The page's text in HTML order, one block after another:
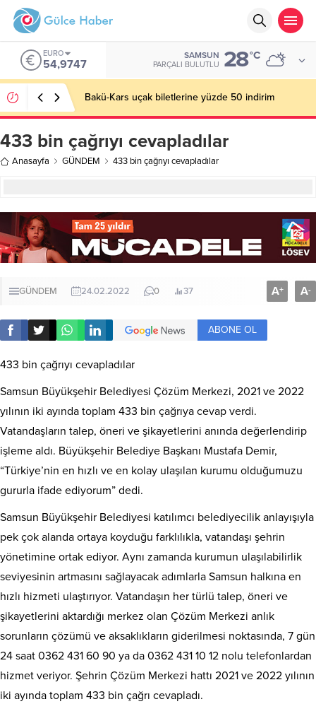
EURO
54,9747
SAMSUN
PARÇALI BULUTLU 28°C
Bakü-Kars uçak biletlerine yüzde 50 indirim
433 bin çağrıyı cevapladılar
Anasayfa GÜNDEM 433 bin çağrıyı cevapladılar
GÜNDEM 24.02.2022 0 37 A+ A-
ABONE OL
433 bin çağrıyı cevapladılar
Samsun Büyükşehir Belediyesi Çözüm Merkezi, 2021 ve 2022
yılının iki ayında toplam 433 bin çağrıya cevap verdi.
Vatandaşların talep, öneri ve şikayetlerini anında değerlendirip
işleme aldı. Büyükşehir Belediye Başkanı Mustafa Demir,
“Türkiye’nin en hızlı ve en kolay ulaşılan kurumu olduğumuzu
gururla ifade ediyorum” dedi.
Samsun Büyükşehir Belediyesi katılımcı belediyecilik anlayışıyla
pek çok alanda ortaya koyduğu farklılıkla, vatandaşı şehrin
yönetimine ortak ediyor. Aynı zamanda kurumun ulaşılabilirlik
seviyesinin artmasını sağlayacak adımlarla Samsun halkına en
hızlı hizmeti ulaştırıyor. Vatandaşın her türlü talep, öneri ve
şikayetlerini aktardığı merkez olan Çözüm Merkezi anlık
sorunların çözümü ve aksaklıkların giderilmesi noktasında, 7 gün
24 saat 0362 431 60 90 ya da 0362 431 10 12 nolu telefonlardan
hizmet veriyor. Şehrin Çözüm Merkezi hattı 2021 ve 2022 yılının
iki ayında toplam 433 bin çağrı cevapladı.